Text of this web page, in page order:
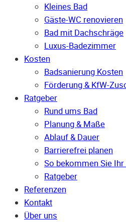
Kleines Bad
Gäste-WC renovieren
Bad mit Dachschräge
Luxus-Badezimmer
Kosten
Badsanierung Kosten
Förderung & KfW-
Ratgeber
Rund ums Bad
Planung & Maße
Ablauf & Dauer
Barrierefrei planen
So bekommen Sie
Ratgeber
Referenzen
Kontakt
Über uns